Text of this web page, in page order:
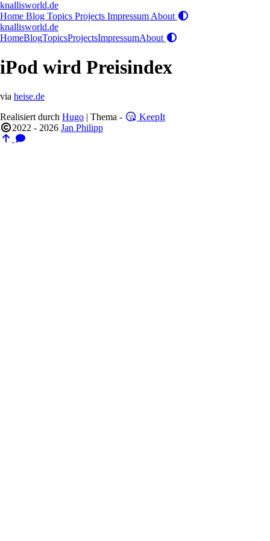
knallisworld.de
Home Blog Topics Projects Impressum About
knallisworld.de
HomeBlogTopicsProjectsImpressumAbout
iPod wird Preisindex
via heise.de
Realisiert durch Hugo | Thema -
KeepIt
2022 - 2026 Jan Philipp